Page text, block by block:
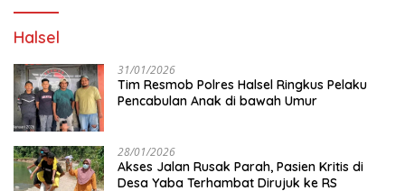
Halsel
31/01/2026
Tim Resmob Polres Halsel Ringkus Pelaku
Pencabulan Anak di bawah Umur
28/01/2026
Akses Jalan Rusak Parah, Pasien Kritis di
Desa Yaba Terhambat Dirujuk ke RS